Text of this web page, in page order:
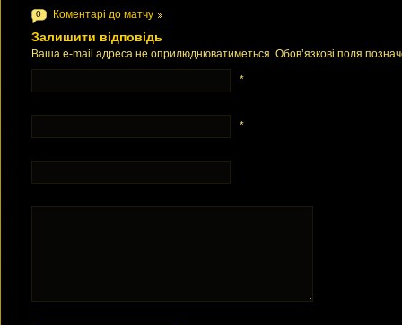
0 Коментарі до матчу
Залишити відповідь
Ваша e-mail адреса не оприлюднюватиметься. Обов’язкові поля
*
*